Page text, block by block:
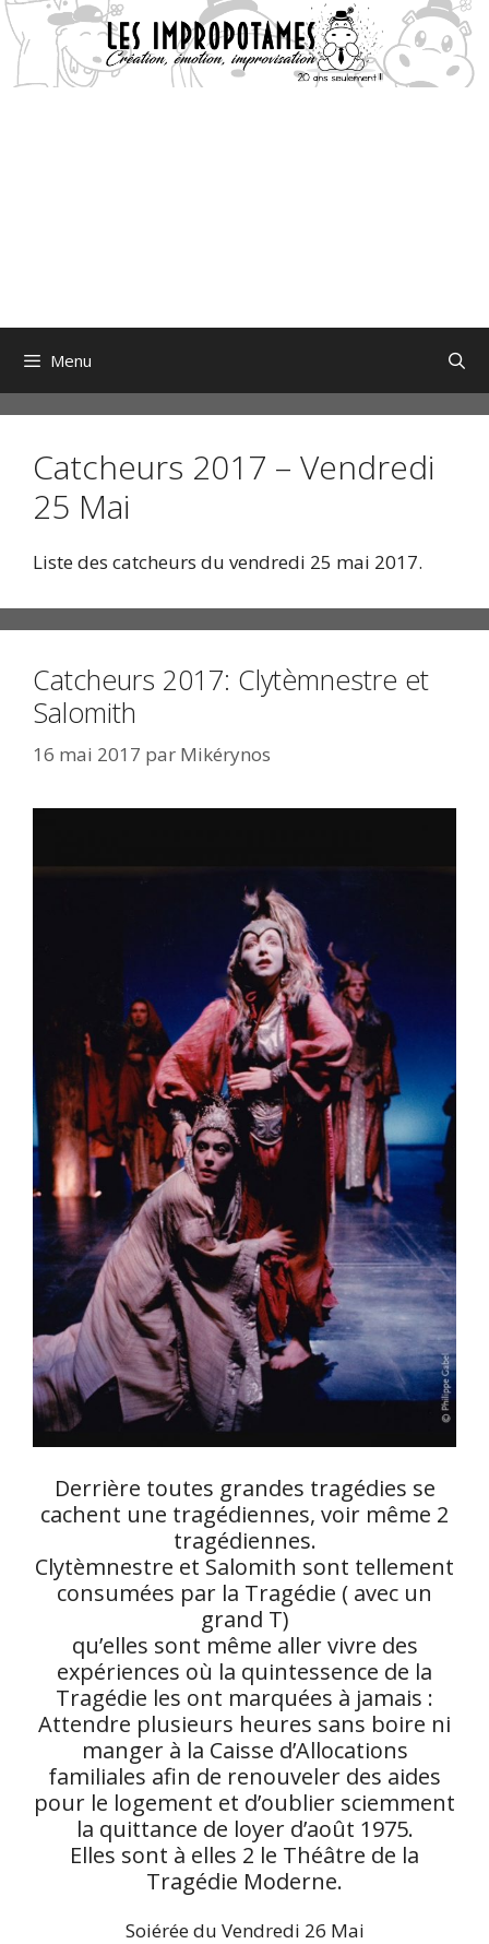
Aller
au
contenu
Menu
Catcheurs 2017 – Vendredi
25 Mai
Liste des catcheurs du vendredi 25 mai 2017.
Catcheurs 2017: Clytèmnestre et
Salomith
16 mai 2017 par Mikérynos
Derrière toutes grandes tragédies se
cachent une tragédiennes, voir même 2
tragédiennes.
Clytèmnestre et Salomith sont tellement
consumées par la Tragédie ( avec un
grand T)
qu’elles sont même aller vivre des
expériences où la quintessence de la
Tragédie les ont marquées à jamais :
Attendre plusieurs heures sans boire ni
manger à la Caisse d’Allocations
familiales afin de renouveler des aides
pour le logement et d’oublier sciemment
la quittance de loyer d’août 1975.
Elles sont à elles 2 le Théâtre de la
Tragédie Moderne.
Soiérée du Vendredi 26 Mai